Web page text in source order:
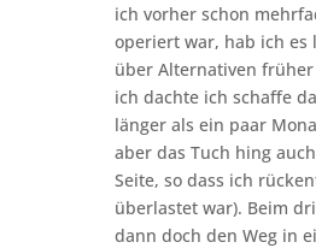
ich vorher schon
operiert war, hab ich es
über Alternativen
ich dachte ich schaffe
länger als ein paar
aber das Tuch hing
Seite, so dass ich
überlastet war). Beim
dann doch den Weg in